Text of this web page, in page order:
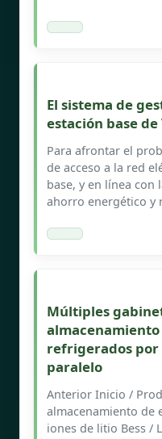
El sistema de
estación base
Para afrontar el
de acceso a la red
base, y en línea con
ahorro energético y
Múltiples
refrigerados por
paralelo
Anterior Inicio /
almacenamiento de
iones de litio Bess /